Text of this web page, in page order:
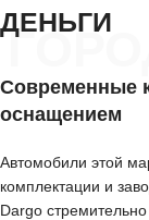
ДЕНЬГИ
Современные
оснащением
Автомобили этой
комплектации и
Dargo